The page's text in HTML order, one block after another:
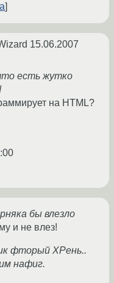
15.06.2007
есть жутко
на HTML?
бы влезло
и не влез!
фторый ХРень..
нафиг.